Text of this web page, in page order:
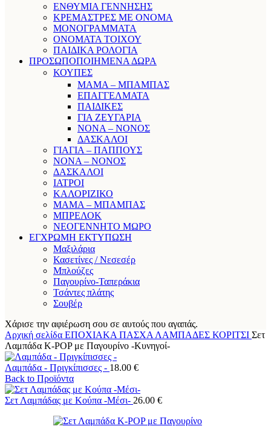
ΕΝΘΥΜΙΑ ΓΕΝΝΗΣΗΣ
ΚΡΕΜΑΣΤΡΕΣ ΜΕ ΟΝΟΜΑ
ΜΟΝΟΓΡΑΜΜΑΤΑ
ΟΝΟΜΑΤΑ ΤΟΙΧΟΥ
ΠΑΙΔΙΚΑ ΡΟΛΟΓΙΑ
ΠΡΟΣΩΠΟΠΟΙΗΜΕΝΑ ΔΩΡΑ
ΚΟΥΠΕΣ
ΜΑΜΑ – ΜΠΑΜΠΑΣ
ΕΠΑΓΓΕΛΜΑΤΑ
ΠΑΙΔΙΚΕΣ
ΓΙΑ ΖΕΥΓΑΡΙΑ
ΝΟΝΑ – ΝΟΝΟΣ
ΔΑΣΚΑΛΟΙ
ΓΙΑΓΙΑ – ΠΑΠΠΟΥΣ
ΝΟΝΑ – ΝΟΝΟΣ
ΔΑΣΚΑΛΟΙ
ΙΑΤΡΟΙ
ΚΑΛΟΡΙΖΙΚΟ
ΜΑΜΑ – ΜΠΑΜΠΑΣ
ΜΠΡΕΛΟΚ
ΝΕΟΓΕΝΝΗΤΟ ΜΩΡΟ
ΕΓΧΡΩΜΗ ΕΚΤΥΠΩΣΗ
Μαξιλάρια
Κασετίνες / Νεσεσέρ
Μπλούζες
Παγουρίνο-Ταπεράκια
Τσάντες πλάτης
Σουβέρ
Χάρισε την αφιέρωση σου σε αυτούς που αγαπάς.
Αρχική σελίδα ΕΠΟΧΙΑΚΑ ΠΑΣΧΑ ΛΑΜΠΑΔΕΣ ΚΟΡΙΤΣΙ Σετ
Λαμπάδα K-POP με Παγουρίνο -Κυνηγοί-
Λαμπάδα - Πριγκίπισσες - 18.00 €
Back to Προϊόντα
Σετ Λαμπάδας με Κούπα -Μέσι- 26.00 €